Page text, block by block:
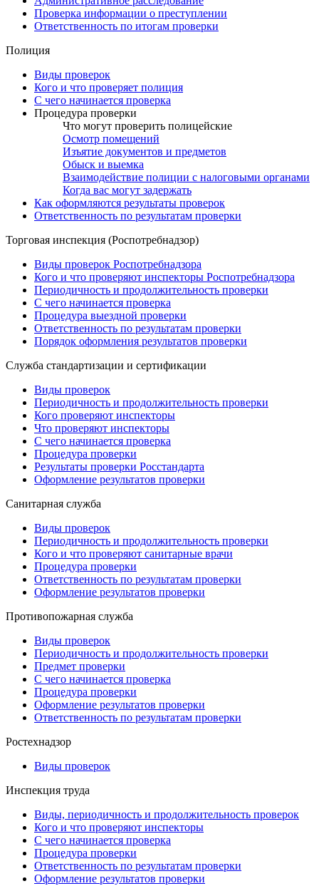
Проверка информации о преступлении
Ответственность по итогам проверки
Полиция
Виды проверок
Кого и что проверяет полиция
С чего начинается проверка
Процедура проверки
Что могут проверить полицейские
Осмотр помещений
Изъятие документов и предметов
Обыск и выемка
Взаимодействие полиции с налоговыми органами
Когда вас могут задержать
Как оформляются результаты проверок
Ответственность по результатам проверки
Торговая инспекция (Роспотребнадзор)
Виды проверок Роспотребнадзора
Кого и что проверяют инспекторы Роспотребнадзора
Периодичность и продолжительность проверки
С чего начинается проверка
Процедура выездной проверки
Ответственность по результатам проверки
Порядок оформления результатов проверки
Служба стандартизации и сертификации
Виды проверок
Периодичность и продолжительность проверки
Кого проверяют инспекторы
Что проверяют инспекторы
С чего начинается проверка
Процедура проверки
Результаты проверки Росстандарта
Оформление результатов проверки
Санитарная служба
Виды проверок
Периодичность и продолжительность проверки
Кого и что проверяют санитарные врачи
Процедура проверки
Ответственность по результатам проверки
Оформление результатов проверки
Противопожарная служба
Виды проверок
Периодичность и продолжительность проверки
Предмет проверки
С чего начинается проверка
Процедура проверки
Оформление результатов проверки
Ответственность по результатам проверки
Ростехнадзор
Виды проверок
Инспекция труда
Виды, периодичность и продолжительность проверок
Кого и что проверяют инспекторы
С чего начинается проверка
Процедура проверки
Ответственность по результатам проверки
Оформление результатов проверки